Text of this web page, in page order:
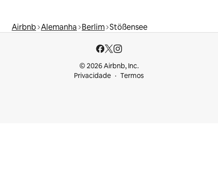
Airbnb Alemanha Berlim Stößensee
© 2026 Airbnb, Inc.
Privacidade
Termos